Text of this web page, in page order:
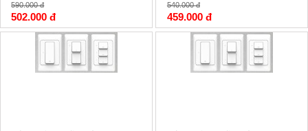
590.000 đ
502.000 đ
540.000 đ
459.000 đ